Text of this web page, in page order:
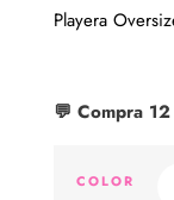
Playera
💬 Compra
COLOR